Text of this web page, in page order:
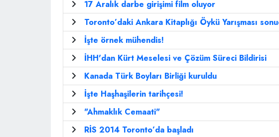
17 Aralık darbe girişimi film oluyor
Toronto’daki Ankara Kitaplığı Öykü Yarışması
İşte örnek mühendis!
İHH'dan Kürt Meselesi ve Çözüm Süreci Bildirisi
Kanada Türk Boyları Birliği kuruldu
İşte Haşhaşilerin tarihçesi!
"Ahmaklık Cemaati"
RİS 2014 Toronto’da başladı